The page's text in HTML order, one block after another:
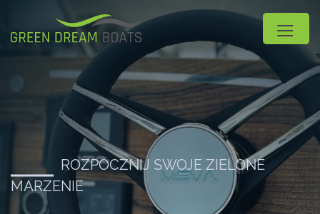
ROZPOCZNIJ SWOJE ZIELONE
MARZENIE